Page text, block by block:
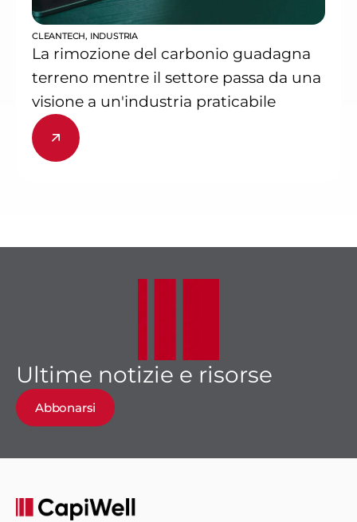
CLEANTECH, INDUSTRIA
La rimozione del carbonio guadagna
terreno mentre il settore passa da una
visione a un'industria praticabile
Ultime notizie e risorse
Abbonarsi